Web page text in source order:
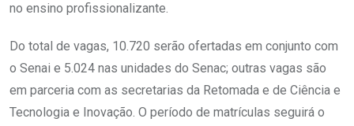
no ensino profissionalizante.
Do total de vagas, 10.720 serão ofertadas em conjunto com
o Senai e 5.024 nas unidades do Senac; outras vagas são
em parceria com as secretarias da Retomada e de Ciência e
Tecnologia e Inovação. O período de matrículas seguirá o